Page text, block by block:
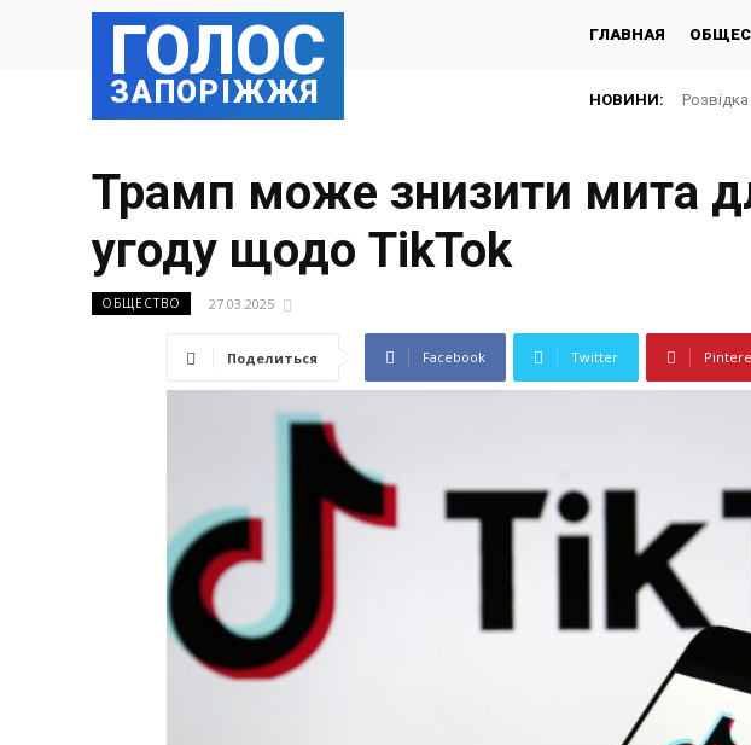
ГОЛОС
ЗАПОРІЖЖЯ
ГЛАВНАЯ
НОВИНИ:
Трамп може знизити мита
угоду щодо TikTok
ОБЩЕСТВО 27.03.2025
Поделиться Facebook Twitter